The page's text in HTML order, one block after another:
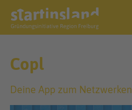
Copl
Deine App zum Netzwerken